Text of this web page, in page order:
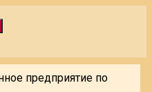
предприятие по